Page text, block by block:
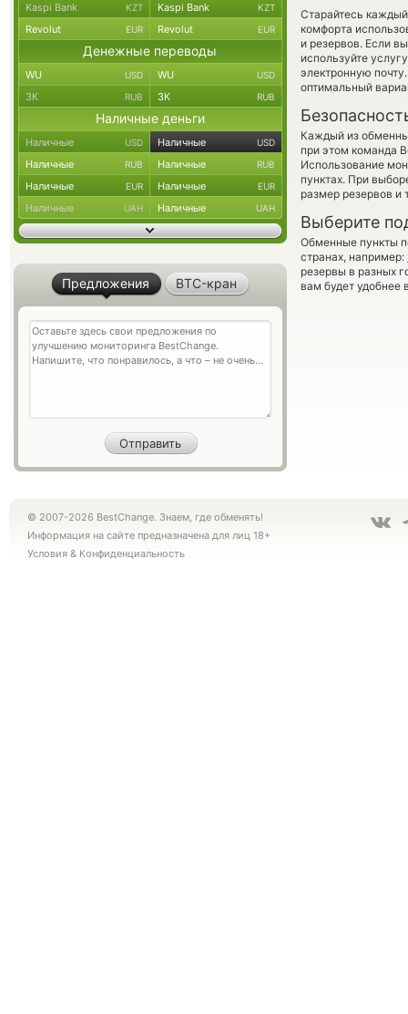
Старайтесь
комфорта
и резервов. Если
используйте
электронную
оптимальный
Каждый из
при этом команда
Использование
пунктах. При
размер резервов и
Выберите
Обменные пункты
странах, например:
резервы в разных
вам будет удобнее
Kaspi Bank KZT Kaspi Bank KZT
Revolut EUR Revolut EUR
Денежные переводы
WU USD WU USD
ЗК RUB ЗК RUB
Наличные деньги
Наличные USD Наличные USD
Наличные RUB Наличные RUB
Наличные EUR Наличные EUR
Наличные UAH Наличные UAH
Предложения BTC-кран
© 2007-2026 BestChange. Знаем, где обменять!
Информация на сайте предназначена для лиц 18+
Условия & Конфиденциальность